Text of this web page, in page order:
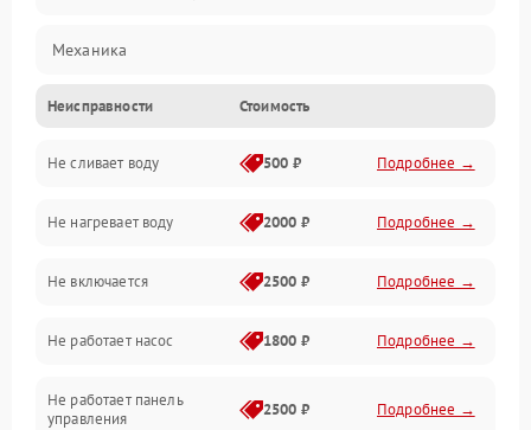
Механика
Управление
Электропитание
Датчики
Нагрев
Вода
Гигиена
Неисправности Стоимость
Не сливает воду 500 ₽ Подробнее →
Не нагревает воду 2000 ₽ Подробнее →
Не включается 2500 ₽ Подробнее →
Не работает насос 1800 ₽ Подробнее →
Не работает панель
управления
2500 ₽ Подробнее →